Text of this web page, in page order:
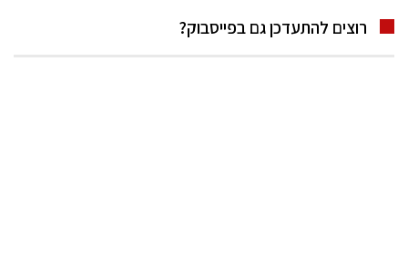
רוצים להתעדכן גם בפייסבוק?